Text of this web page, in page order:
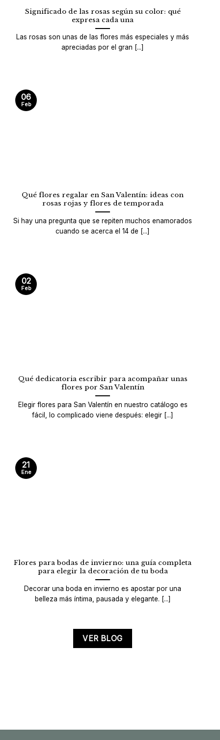
Significado de las rosas según su color: qué
expresa cada una
Las rosas son unas de las flores más especiales y más
apreciadas por el gran [...]
Qué flores regalar en San Valentín: ideas con
rosas rojas y flores de temporada
Si hay una pregunta que se repiten muchos enamorados
cuando se acerca el 14 de [...]
06
Feb
Qué dedicatoria escribir para acompañar unas
flores por San Valentín
Elegir flores para San Valentín en nuestro catálogo es
fácil, lo complicado viene después: elegir [...]
02
Feb
Flores para bodas de invierno: una guía completa
para elegir la decoración de tu boda
Decorar una boda en invierno es apostar por una
belleza más íntima, pausada y elegante. [...]
21
Ene
VER BLOG